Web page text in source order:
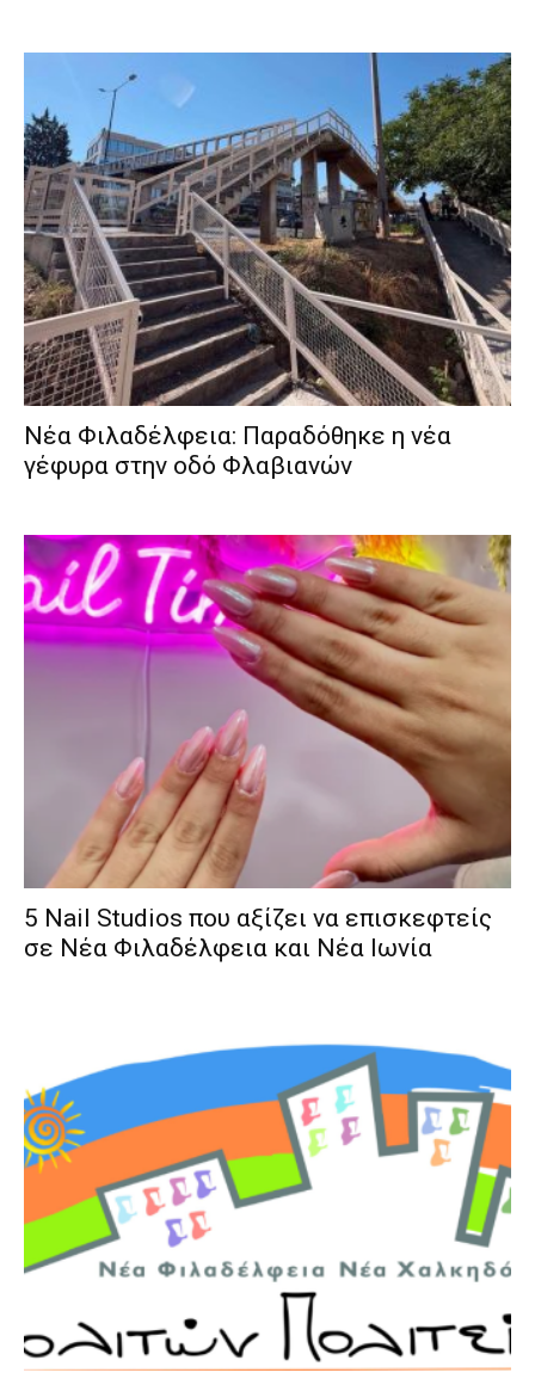
Νέα Φιλαδέλφεια: Παραδόθηκε η νέα
γέφυρα στην οδό Φλαβιανών
5 Nail Studios που αξίζει να επισκεφτείς
σε Νέα Φιλαδέλφεια και Νέα Ιωνία